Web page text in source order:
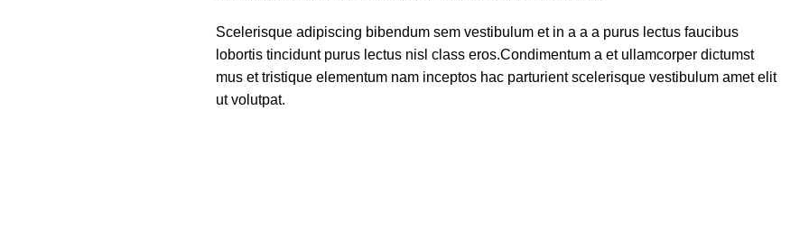
Scelerisque adipiscing bibendum sem vestibulum et in a a a purus lectus faucibus
lobortis tincidunt purus lectus nisl class eros.Condimentum a et ullamcorper dictumst
mus et tristique elementum nam inceptos hac parturient scelerisque vestibulum amet elit
ut volutpat.